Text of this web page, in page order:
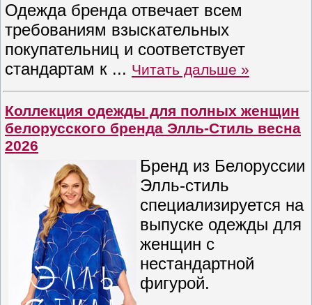
Одежда бренда отвечает всем
требованиям взыскательных
покупательниц и соответствует
стандартам к ... Читать дальше »
Коллекция одежды для полных женщин
белорусского бренда Элль-Стиль весна
2026
Бренд из Белоруссии
Элль-стиль
специализируется на
выпуске одежды для
женщин с
нестандартной
фигурой.